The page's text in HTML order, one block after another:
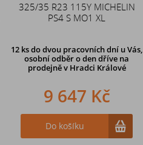
325/35 R23 115Y MICHELIN
PS4 S MO1 XL
12 ksdo dvou pracovních dní u Vás,
osobní odběr o den dříve na
prodejně v Hradci Králové
9 647 Kč
Do košíku